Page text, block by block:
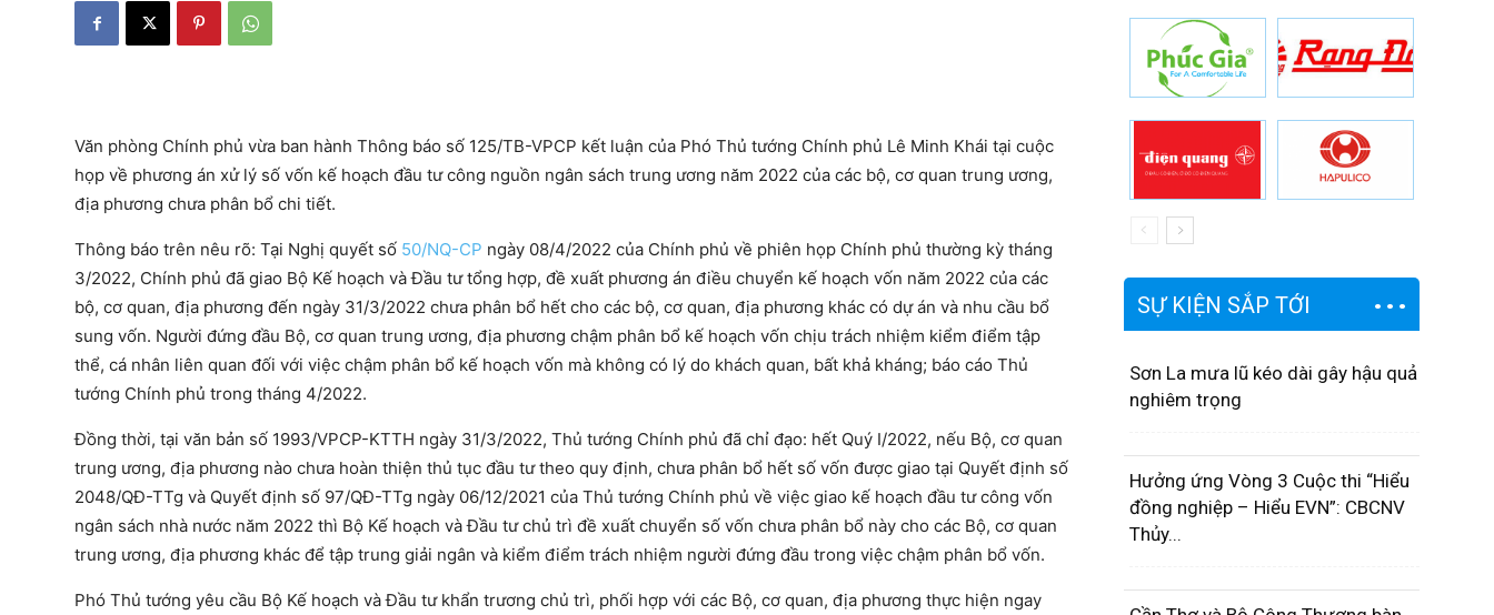
Văn phòng Chính phủ vừa ban hành Thông báo số 125/TB-VPCP kết luận của Phó Thủ tướng Chính phủ Lê Minh Khái tại cuộc
họp về phương án xử lý số vốn kế hoạch đầu tư công nguồn ngân sách trung ương năm 2022 của các bộ, cơ quan trung ương,
địa phương chưa phân bổ chi tiết.
Thông báo trên nêu rõ: Tại Nghị quyết số 50/NQ-CP ngày 08/4/2022 của Chính phủ về phiên họp Chính phủ thường kỳ tháng
3/2022, Chính phủ đã giao Bộ Kế hoạch và Đầu tư tổng hợp, đề xuất phương án điều chuyển kế hoạch vốn năm 2022 của các
bộ, cơ quan, địa phương đến ngày 31/3/2022 chưa phân bổ hết cho các bộ, cơ quan, địa phương khác có dự án và nhu cầu bổ
sung vốn. Người đứng đầu Bộ, cơ quan trung ương, địa phương chậm phân bổ kế hoạch vốn chịu trách nhiệm kiểm điểm tập
thể, cá nhân liên quan đối với việc chậm phân bổ kế hoạch vốn mà không có lý do khách quan, bất khả kháng; báo cáo Thủ
tướng Chính phủ trong tháng 4/2022.
Đồng thời, tại văn bản số 1993/VPCP-KTTH ngày 31/3/2022, Thủ tướng Chính phủ đã chỉ đạo: hết Quý I/2022, nếu Bộ, cơ quan
trung ương, địa phương nào chưa hoàn thiện thủ tục đầu tư theo quy định, chưa phân bổ hết số vốn được giao tại Quyết định số
2048/QĐ-TTg và Quyết định số 97/QĐ-TTg ngày 06/12/2021 của Thủ tướng Chính phủ về việc giao kế hoạch đầu tư công vốn
ngân sách nhà nước năm 2022 thì Bộ Kế hoạch và Đầu tư chủ trì đề xuất chuyển số vốn chưa phân bổ này cho các Bộ, cơ quan
trung ương, địa phương khác để tập trung giải ngân và kiểm điểm trách nhiệm người đứng đầu trong việc chậm phân bổ vốn.
Phó Thủ tướng yêu cầu Bộ Kế hoạch và Đầu tư khẩn trương chủ trì, phối hợp với các Bộ, cơ quan, địa phương thực hiện ngay
SỰ KIỆN SẮP TỚI
Sơn La mưa lũ kéo dài gây hậu quả
nghiêm trọng
Hưởng ứng Vòng 3 Cuộc thi “Hiểu
đồng nghiệp – Hiểu EVN”: CBCNV
Thủy...